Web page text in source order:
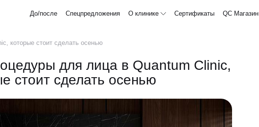
До/после Спецпредложения О клинике Сертификаты QC Магазин
которые стоит сделать осенью
для лица в Quantum Clinic,
стоит сделать осенью